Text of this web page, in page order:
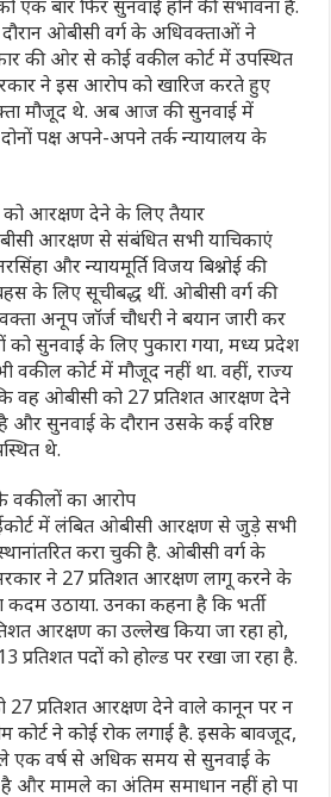
एक बार फिर सुनवाई होने की संभावना है.
ओबीसी वर्ग के अधिवक्ताओं ने
की ओर से कोई वकील कोर्ट में उपस्थित
ने इस आरोप को खारिज करते हुए
मौजूद थे. अब आज की सुनवाई में
पक्ष अपने-अपने तर्क न्यायालय के
को आरक्षण देने के लिए तैयार
आरक्षण से संबंधित सभी याचिकाएं
और न्यायमूर्ति विजय बिश्नोई की
के लिए सूचीबद्ध थीं. ओबीसी वर्ग की
अनूप जॉर्ज चौधरी ने बयान जारी कर
सुनवाई के लिए पुकारा गया, मध्य प्रदेश
कोर्ट में मौजूद नहीं था. वहीं, राज्य
वह ओबीसी को 27 प्रतिशत आरक्षण देने
है और सुनवाई के दौरान उसके कई वरिष्ठ
थे.
वकीलों का आरोप
में लंबित ओबीसी आरक्षण से जुड़े सभी
करा चुकी है. ओबीसी वर्ग के
ने 27 प्रतिशत आरक्षण लागू करने के
उठाया. उनका कहना है कि भर्ती
आरक्षण का उल्लेख किया जा रहा हो,
प्रतिशत पदों को होल्ड पर रखा जा रहा है.
प्रतिशत आरक्षण देने वाले कानून पर न
कोर्ट ने कोई रोक लगाई है. इसके बावजूद,
एक वर्ष से अधिक समय से सुनवाई के
है और मामले का अंतिम समाधान नहीं हो पा